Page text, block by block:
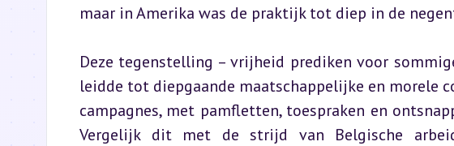
maar in Amerika was de praktijk tot diep in de
Deze tegenstelling – vrijheid prediken voor
leidde tot diepgaande maatschappelijke en morele
campagnes, met pamfletten, toespraken en
Vergelijk dit met de strijd van Belgische